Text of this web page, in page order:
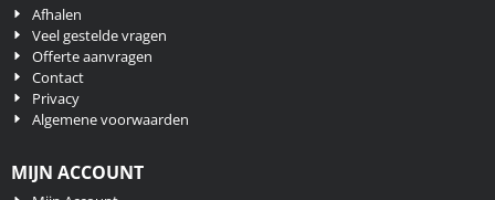
Afhalen
Veel gestelde vragen
Offerte aanvragen
Contact
Privacy
Algemene voorwaarden
MIJN ACCOUNT